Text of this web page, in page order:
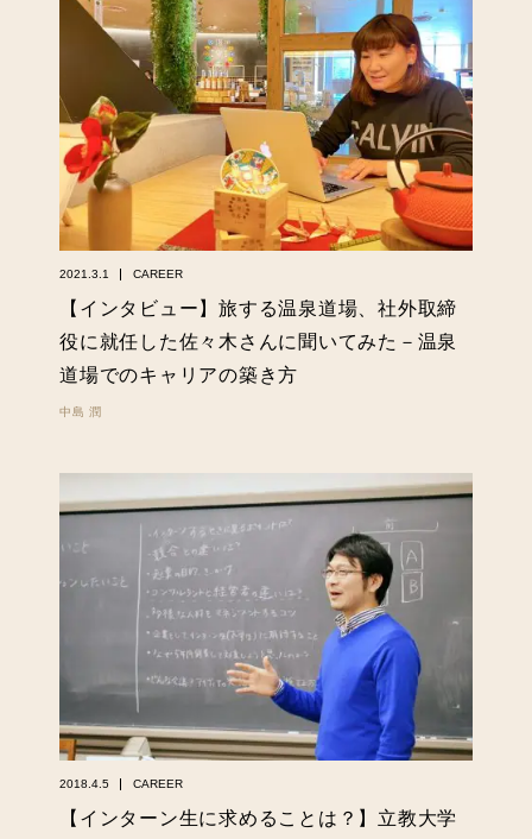
2021.3.1 CAREER
【インタビュー】旅する温泉道場、社外取締
役に就任した佐々木さんに聞いてみた－温泉
道場でのキャリアの築き方
中島 潤
2018.4.5 CAREER
【インターン生に求めることは？】立教大学